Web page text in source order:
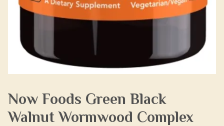
Now Foods Green Black
Walnut Wormwood Complex